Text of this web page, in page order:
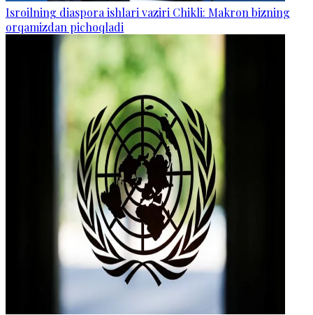
Isroilning diaspora ishlari vaziri Chikli: Makron bizning
orqamizdan pichoqladi